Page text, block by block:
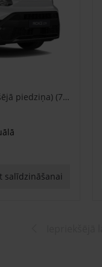
Professional Plus 1.5 D-4D M/T (Priekšējā piedziņa) (75 kW)
salīdzināšanai